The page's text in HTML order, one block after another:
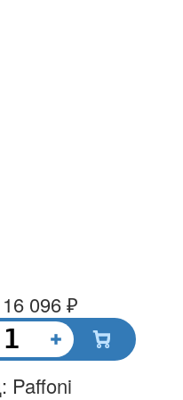
096 ₽
Paffoni